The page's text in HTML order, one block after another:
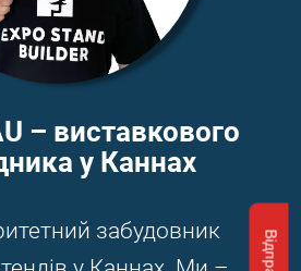
– виставкового
у Каннах
забудовник